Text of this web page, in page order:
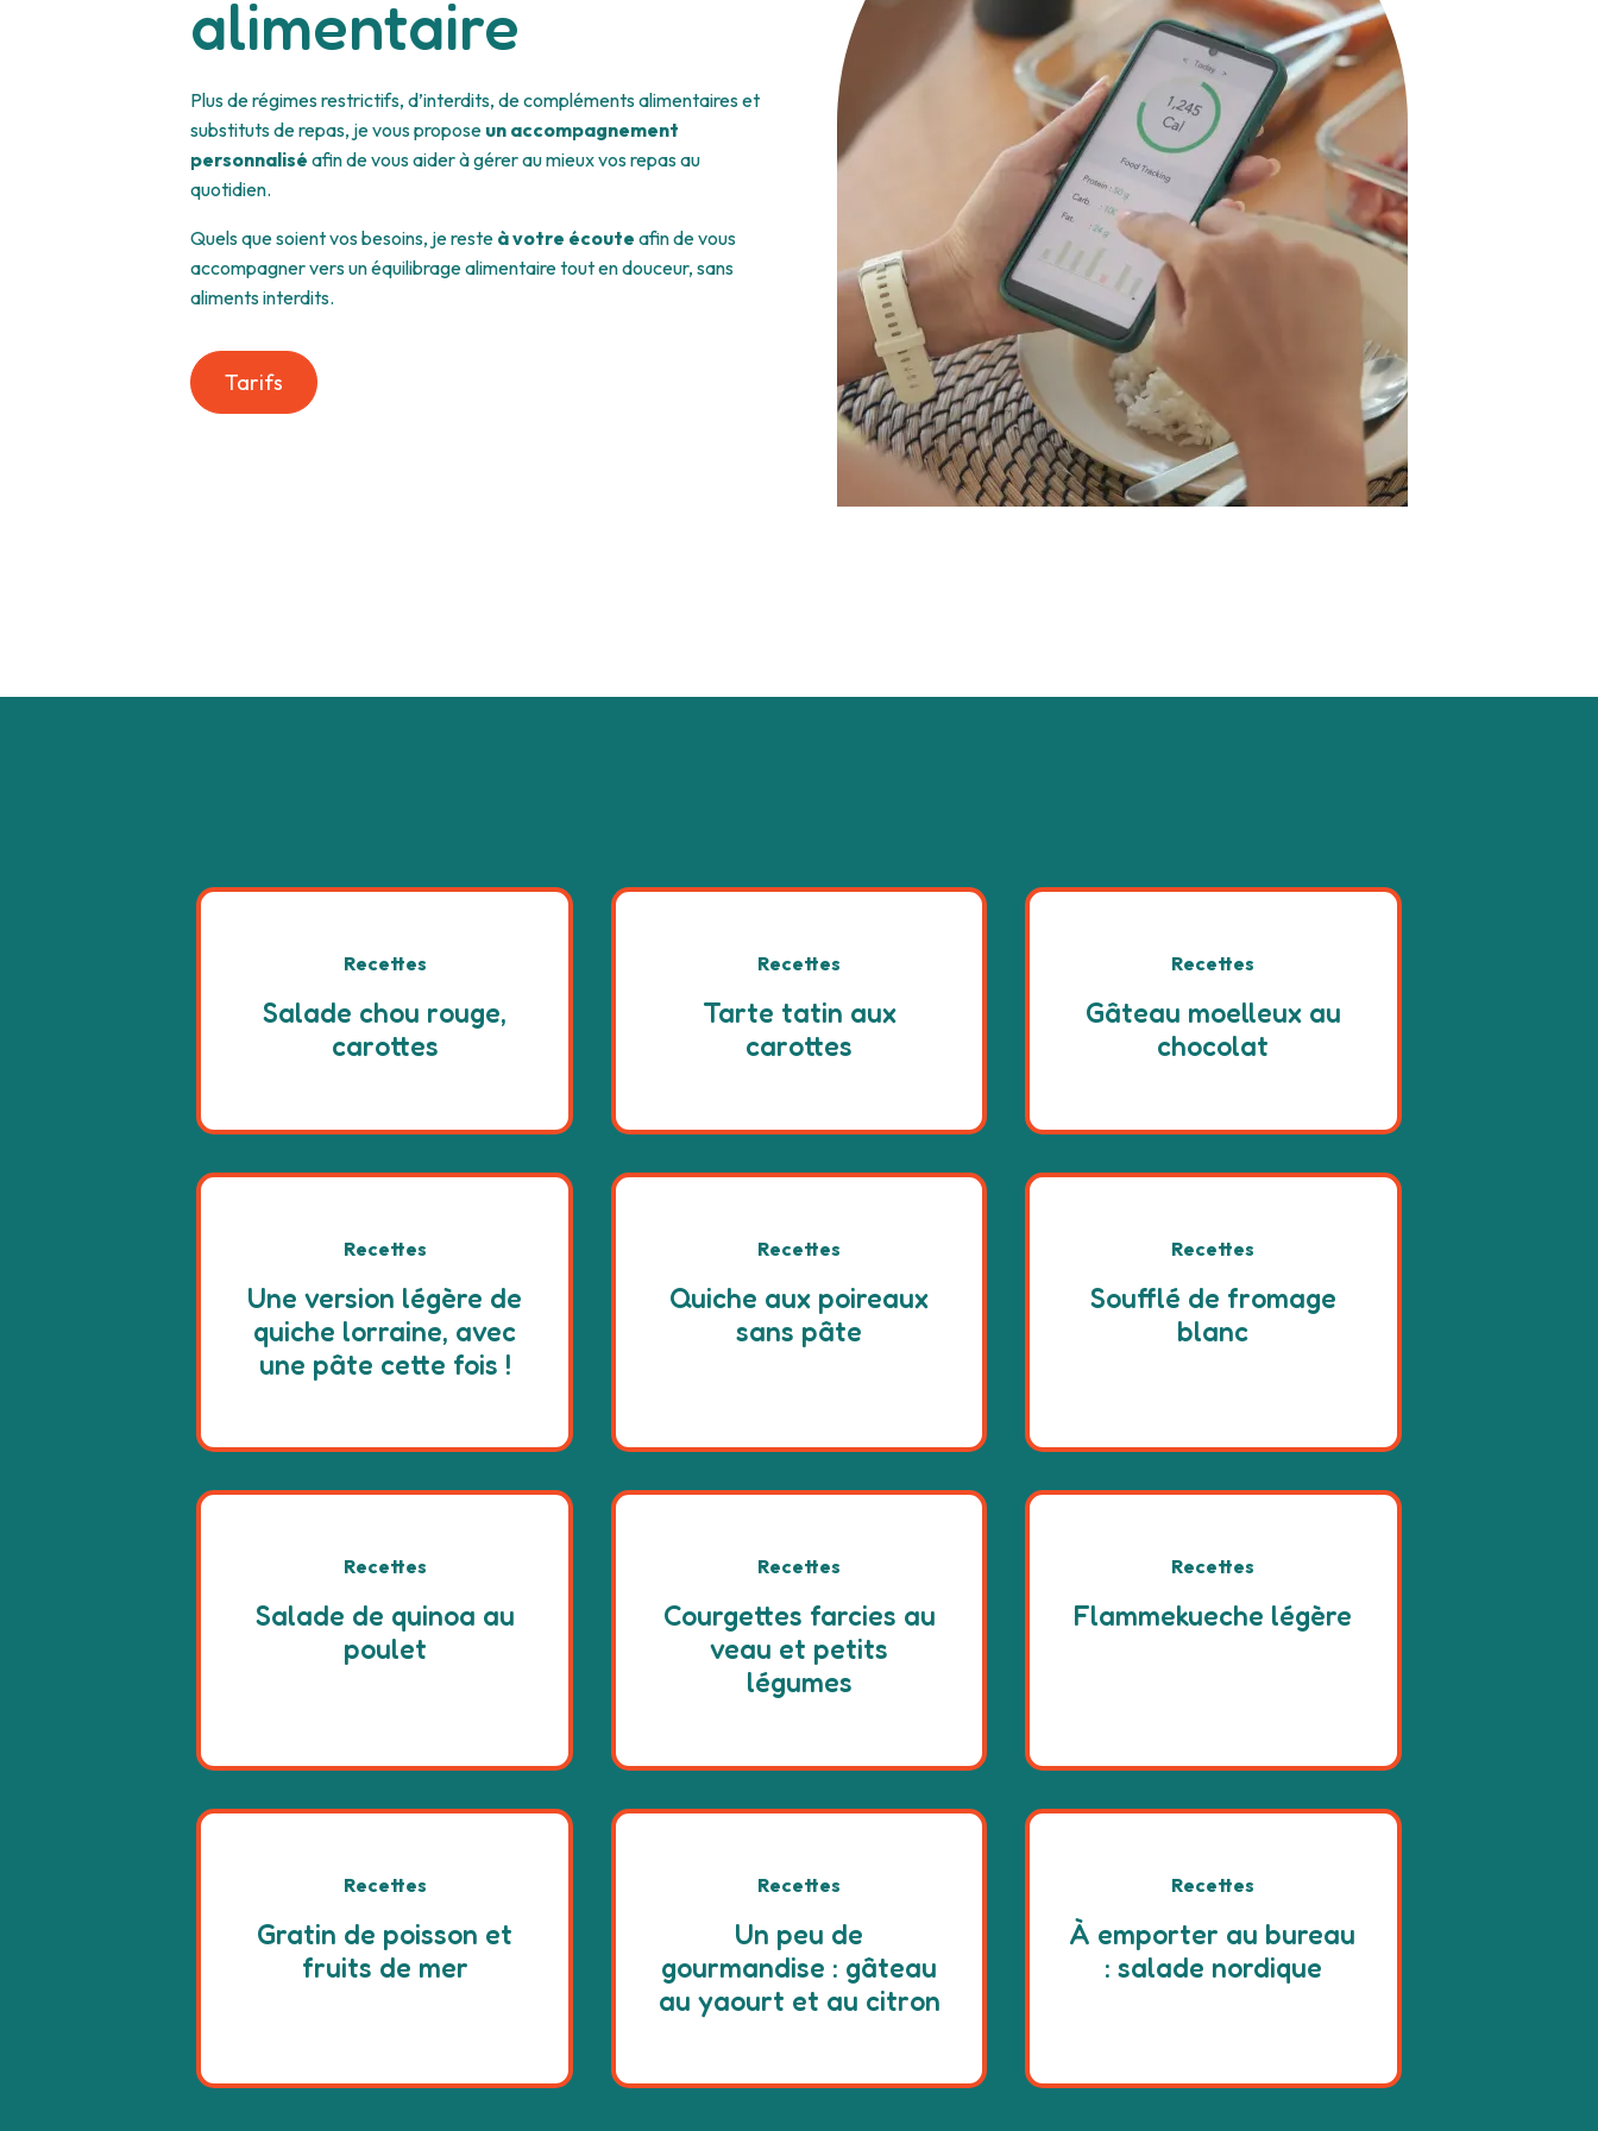
alimentaire
Plus de régimes restrictifs, d’interdits, de compléments alimentaires et
substituts de repas, je vous propose un accompagnement
personnalisé afin de vous aider à gérer au mieux vos repas au
quotidien.
Quels que soient vos besoins, je reste à votre écoute afin de vous
accompagner vers un équilibrage alimentaire tout en douceur, sans
aliments interdits.
Tarifs
Recettes
Salade chou rouge,
carottes
Recettes
Tarte tatin aux
carottes
Recettes
Gâteau moelleux au
chocolat
Recettes
Une version légère de
quiche lorraine, avec
une pâte cette fois !
Recettes
Quiche aux poireaux
sans pâte
Recettes
Soufflé de fromage
blanc
Recettes
Salade de quinoa au
poulet
Recettes
Courgettes farcies au
veau et petits
légumes
Recettes
Flammekueche légère
Recettes
Gratin de poisson et
fruits de mer
Recettes
Un peu de
gourmandise : gâteau
au yaourt et au citron
Recettes
À emporter au bureau
: salade nordique